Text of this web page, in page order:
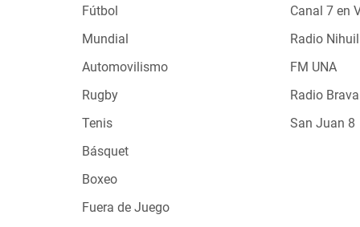
Fútbol
Mundial
Automovilismo
Rugby
Tenis
Básquet
Boxeo
Fuera de Juego
Canal 7 en
Radio Nihuil
FM UNA
Radio Brava
San Juan 8